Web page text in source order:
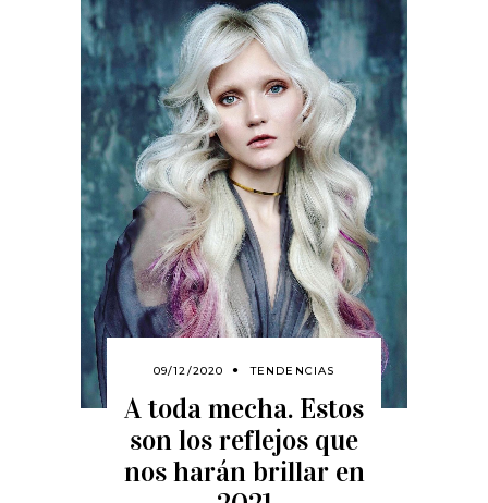
09/12/2020 TENDENCIAS
A toda mecha. Estos
son los reflejos que
nos harán brillar en